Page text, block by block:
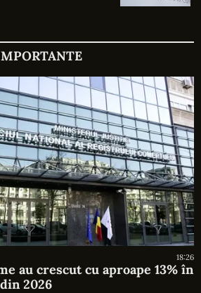
18:26
au crescut cu aproape 13% în
2026